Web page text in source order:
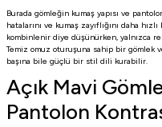
Burada gömleğin kumaş yapısı ve
hatalarını ve kumaş zayıflığını daha
kombinlenir diye düşünürken, yalnızca
Temiz omuz oturuşuna sahip bir gömlek
başına bile güçlü bir stil dili kurabilir.
Açık Mavi
Pantolon